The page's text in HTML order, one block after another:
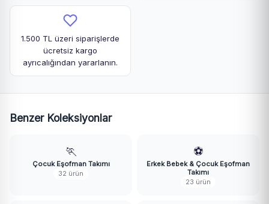
1.500 TL üzeri siparişlerde
ücretsiz kargo
ayrıcalığından yararlanın.
Benzer Koleksiyonlar
🏃
Çocuk Eşofman Takımı
32 ürün
⚽
Erkek Bebek & Çocuk Eşofman
Takımı
23 ürün